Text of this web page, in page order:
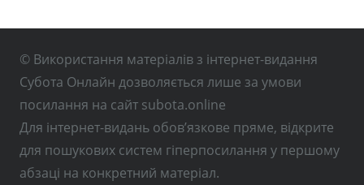
© Використання матеріалів з інтернет-видання
Субота Онлайн дозволяється лише за умови
посилання на сайт subota.online
Для інтернет-видань обов’язкове пряме, відкрите
для пошукових систем гіперпосилання у першому
абзаці на конкретний матеріал.